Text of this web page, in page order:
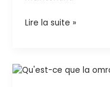
Lire la suite »
Qu’est-